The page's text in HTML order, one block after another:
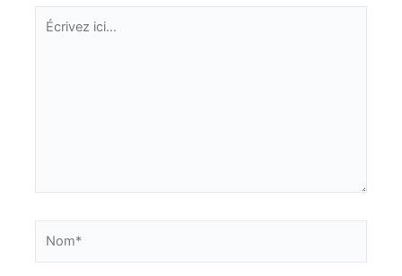
Écrivez
ici…